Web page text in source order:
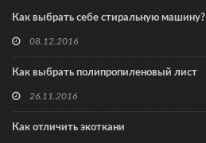
Как выбрать себе стиральную машину?
08.12.2016
Как выбрать полипропиленовый лист
26.11.2016
Как отличить экоткани